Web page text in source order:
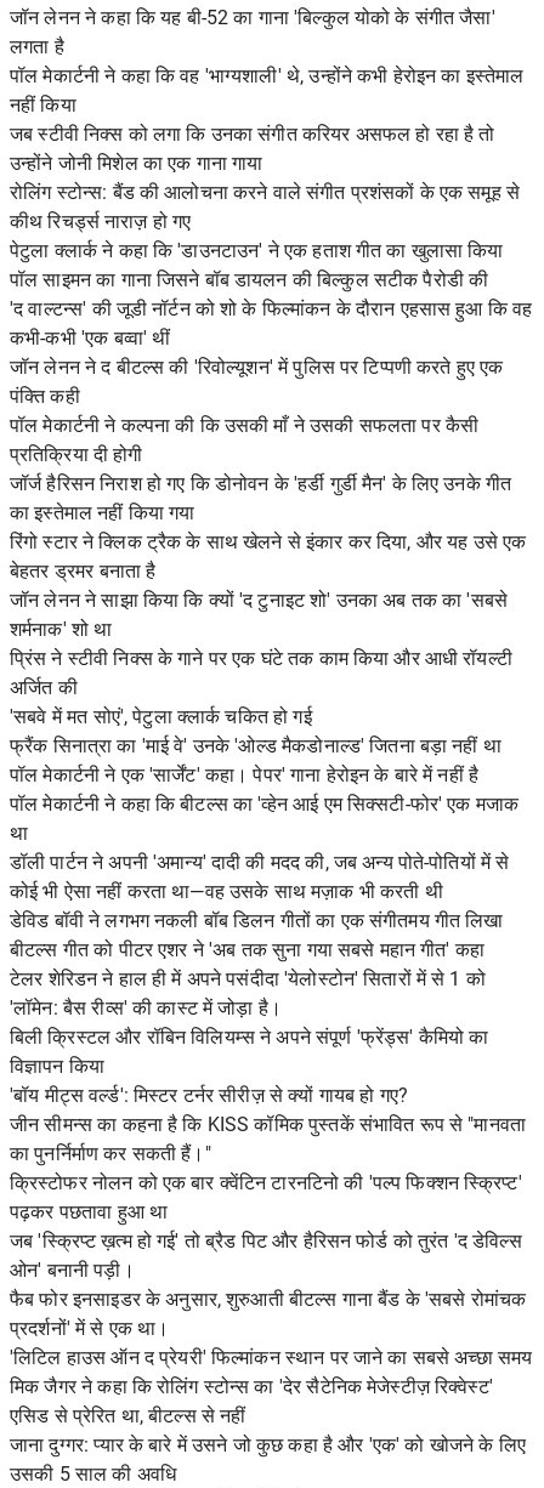
जॉन लेनन ने कहा कि यह बी-52 का गाना 'बिल्कुल योको के संगीत जैसा'
लगता है
पॉल मेकार्टनी ने कहा कि वह 'भाग्यशाली' थे, उन्होंने कभी हेरोइन का इस्तेमाल
नहीं किया
जब स्टीवी निक्स को लगा कि उनका संगीत करियर असफल हो रहा है तो
उन्होंने जोनी मिशेल का एक गाना गाया
रोलिंग स्टोन्स: बैंड की आलोचना करने वाले संगीत प्रशंसकों के एक समूह से
कीथ रिचर्ड्स नाराज़ हो गए
पेटुला क्लार्क ने कहा कि 'डाउनटाउन' ने एक हताश गीत का खुलासा किया
पॉल साइमन का गाना जिसने बॉब डायलन की बिल्कुल सटीक पैरोडी की
'द वाल्टन्स' की जूडी नॉर्टन को शो के फिल्मांकन के दौरान एहसास हुआ कि वह
कभी-कभी 'एक बव्वा' थीं
जॉन लेनन ने द बीटल्स की 'रिवोल्यूशन' में पुलिस पर टिप्पणी करते हुए एक
पंक्ति कही
पॉल मेकार्टनी ने कल्पना की कि उसकी माँ ने उसकी सफलता पर कैसी
प्रतिक्रिया दी होगी
जॉर्ज हैरिसन निराश हो गए कि डोनोवन के 'हर्डी गुर्डी मैन' के लिए उनके गीत
का इस्तेमाल नहीं किया गया
रिंगो स्टार ने क्लिक ट्रैक के साथ खेलने से इंकार कर दिया, और यह उसे एक
बेहतर ड्रमर बनाता है
जॉन लेनन ने साझा किया कि क्यों 'द टुनाइट शो' उनका अब तक का 'सबसे
शर्मनाक' शो था
प्रिंस ने स्टीवी निक्स के गाने पर एक घंटे तक काम किया और आधी रॉयल्टी
अर्जित की
'सबवे में मत सोएं', पेटुला क्लार्क चकित हो गई
फ्रैंक सिनात्रा का 'माई वे' उनके 'ओल्ड मैकडोनाल्ड' जितना बड़ा नहीं था
पॉल मेकार्टनी ने एक 'सार्जेंट' कहा। पेपर' गाना हेरोइन के बारे में नहीं है
पॉल मेकार्टनी ने कहा कि बीटल्स का 'व्हेन आई एम सिक्सटी-फोर' एक मजाक
था
डॉली पार्टन ने अपनी 'अमान्य' दादी की मदद की, जब अन्य पोते-पोतियों में से
कोई भी ऐसा नहीं करता था—वह उसके साथ मज़ाक भी करती थी
डेविड बॉवी ने लगभग नकली बॉब डिलन गीतों का एक संगीतमय गीत लिखा
बीटल्स गीत को पीटर एशर ने 'अब तक सुना गया सबसे महान गीत' कहा
टेलर शेरिडन ने हाल ही में अपने पसंदीदा 'येलोस्टोन' सितारों में से 1 को
'लॉमेन: बैस रीव्स' की कास्ट में जोड़ा है।
बिली क्रिस्टल और रॉबिन विलियम्स ने अपने संपूर्ण 'फ्रेंड्स' कैमियो का
विज्ञापन किया
'बॉय मीट्स वर्ल्ड': मिस्टर टर्नर सीरीज़ से क्यों गायब हो गए?
जीन सीमन्स का कहना है कि KISS कॉमिक पुस्तकें संभावित रूप से "मानवता
का पुनर्निर्माण कर सकती हैं।"
क्रिस्टोफर नोलन को एक बार क्वेंटिन टारनटिनो की 'पल्प फिक्शन स्क्रिप्ट'
पढ़कर पछतावा हुआ था
जब 'स्क्रिप्ट ख़त्म हो गई' तो ब्रैड पिट और हैरिसन फोर्ड को तुरंत 'द डेविल्स
ओन' बनानी पड़ी।
फैब फोर इनसाइडर के अनुसार, शुरुआती बीटल्स गाना बैंड के 'सबसे रोमांचक
प्रदर्शनों' में से एक था।
'लिटिल हाउस ऑन द प्रेयरी' फिल्मांकन स्थान पर जाने का सबसे अच्छा समय
मिक जैगर ने कहा कि रोलिंग स्टोन्स का 'देर सैटेनिक मेजेस्टीज़ रिक्वेस्ट'
एसिड से प्रेरित था, बीटल्स से नहीं
जाना दुग्गर: प्यार के बारे में उसने जो कुछ कहा है और 'एक' को खोजने के लिए
उसकी 5 साल की अवधि